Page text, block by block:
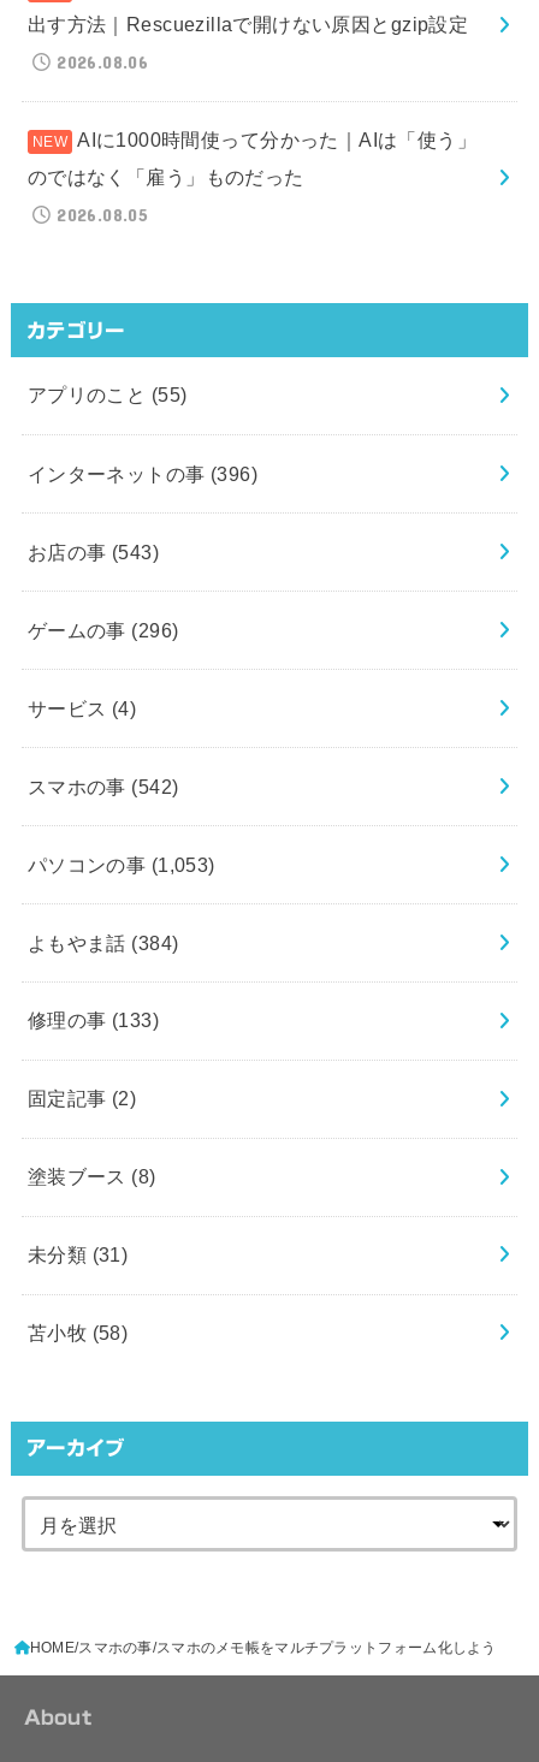
出す方法｜Rescuezillaで開けない原因とgzip設定
2026.08.06
AIに1000時間使って分かった｜AIは「使う」
のではなく「雇う」ものだった
2026.08.05
カテゴリー
アプリのこと (55)
インターネットの事 (396)
お店の事 (543)
ゲームの事 (296)
サービス (4)
スマホの事 (542)
パソコンの事 (1,053)
よもやま話 (384)
修理の事 (133)
固定記事 (2)
塗装ブース (8)
未分類 (31)
苫小牧 (58)
アーカイブ
HOME スマホの事 スマホのメモ帳をマルチプラットフォーム化しよう
About